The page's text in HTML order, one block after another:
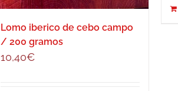
Lomo iberico de cebo campo
/ 200 gramos
10,40€